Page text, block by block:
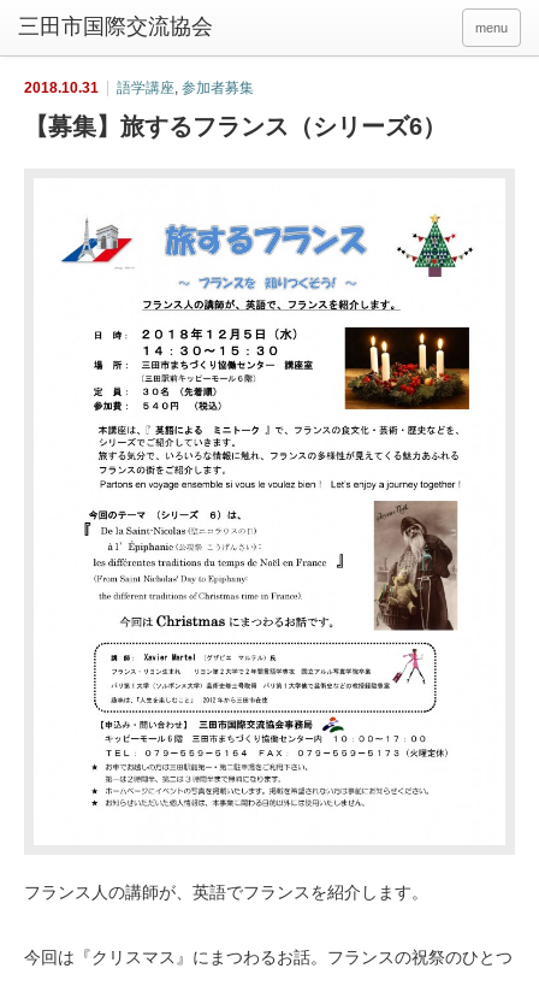
menu
2018.10.31 語学講座, 参加者募集
【募集】旅するフランス（シリーズ6）
フランス人の講師が、英語でフランスを紹介します。
今回は『クリスマス』にまつわるお話。フランスの祝祭のひとつ